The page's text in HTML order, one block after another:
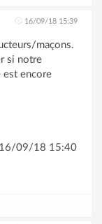
16/09/18 15:39
maçons.
si notre
est encore
16/09/18 15:40